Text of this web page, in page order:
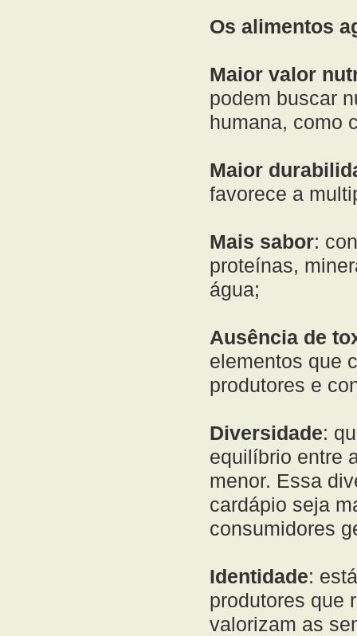
Os alimentos
Maior valor
podem buscar
humana, como
Maior
favorece a
Mais sabor:
proteínas,
água;
Ausência de
elementos que
produtores e
Diversidade:
equilíbrio entre
menor. Essa
cardápio seja
consumidores
Identidade:
produtores que
valorizam as